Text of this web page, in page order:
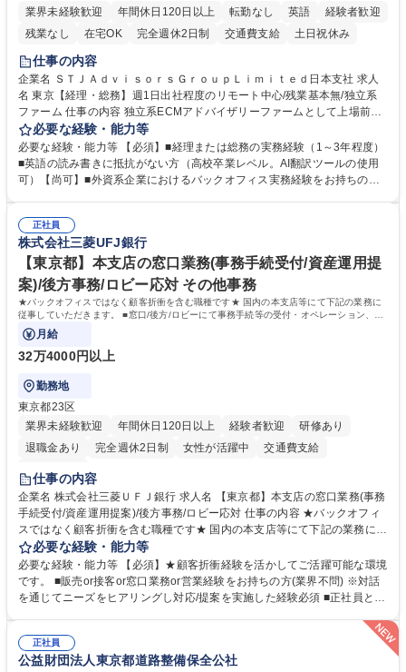
業界未経験歓迎
年間休日120日以上 転勤なし 英語
経験者歓迎
残業なし
在宅OK 完全週休2日制 交通費支給 土日祝休み
仕事の内容
企業名 ＳＴＪＡｄｖｉｓｏｒｓＧｒｏｕｐＬｉｍｉｔｅｄ日本支社 求人
名 東京【経理・総務】週1日出社程度のリモート中心/残業基本無/独立系
ファーム 仕事の内容 独立系ECMアドバイザリーファームとして上場前後
の資本市場戦略を設計する当社にて経理・総務をお任せします。基礎的な
バックオフィス業務からスタートし組織を支える専任担当として広く活躍
できる環境です。 ■日常経理、月次および年次決算サポート業務 ■本国
（グローバル）との英文メール対応（AI翻訳ツール等を使用しての対応で
業務をお任せします。残業も基本的には発生せず、ご自身のペースで業務
を進めやすく定着率の高い環境です。 募集職種 東京【経理・総務】週1日
出社程度のリモート中心/残業基本無/独立系ファーム
必要な経験・能力等
必要な経験・能力等 【必須】■経理または総務の実務経験（1～3年程度）
■英語の読み書きに抵抗がない方（高校卒業レベル。AI翻訳ツールの使用
可）【尚可】■外資系企業におけるバックオフィス実務経験をお持ちの方
【働き方について】現在は週4日程度の在宅勤務を実施しており、ワーク
ライフバランスを重視する方に最適な環境です（フルリモートも面接で相
談可）。【求める人物像】幅広いバックオフィス業務に柔軟に対応でき、
社内外と円滑にコミュニケーションを取りながら業務を推進できる方 学
歴・資格 学歴：大学院 大学 高専 短大 専修学校 高校 語学力： 資格：
正社員
株式会社三菱UFJ銀行
【東京都】本支店の窓口業務(事務手続受付/資産運用提
案)/後方事務/ロビー応対 その他事務
★バックオフィスではなく顧客折衝を含む職種です★ 国内の本支店等にて下記の業務に
従事していただきます。 ■窓口/後方/ロビーにて事務手続等の受付・オペレーション、お
客様対応
月給
32万4000円以上
勤務地
東京都23区
業界未経験歓迎
年間休日120日以上 経験者歓迎
研修あり
退職金あり
完全週休2日制 女性が活躍中
交通費支給
土日祝休み
仕事の内容
企業名 株式会社三菱ＵＦＪ銀行 求人名 【東京都】本支店の窓口業務(事務
手続受付/資産運用提案)/後方事務/ロビー応対 仕事の内容 ★バックオフィ
スではなく顧客折衝を含む職種です★ 国内の本支店等にて下記の業務に従
事していただきます。 ■窓口/後方/ロビーにて事務手続等の受付・オペレ
ーション、お客様対応 ■窓口にて、ご来店された個人のお客様に対して金
融商品のご提案 ■効率的な事務運用の検討・構築等 ≪業務紹介：ご応募前
に必ずご覧ください≫ ※記事 https://www.mysite.bk.mufg.jp/career/circle/
必要な経験・能力等
必要な経験・能力等 【必須】★顧客折衝経験を活かしてご活躍可能な環境
です。 ■販売or接客or窓口業務or営業経験をお持ちの方(業界不問) ※対話
を通じてニーズをヒアリングし対応/提案を実施した経験必須 ■正社員とし
事務経験 ■金融商品の提案・販売経験 ≪魅力≫研修やOJT環境が整ってい
るので安心して入行いただけます。 幅広いキャリアの選択肢があり、公募
や社内副業等を活用し、 一人ひとりが挑戦できるカルチャーが浸透してい
正社員
公益財団法人東京都道路整備保全公社